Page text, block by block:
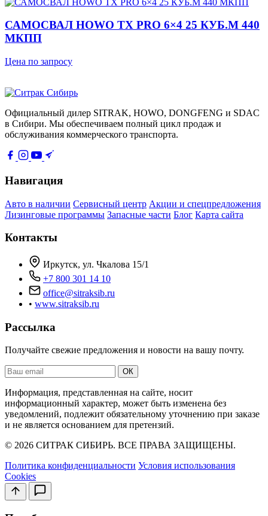
САМОСВАЛ HOWO TX PRO 6×4 25 КУБ.М 440
МКПП
Цена по запросу
Официальный дилер SITRAK, HOWO, DONGFENG и SDAC
в Сибири. Мы обеспечиваем полный цикл продаж и
обслуживания коммерческого транспорта.
Навигация
Авто в наличии Сервисный центр Акции и спецпредложения
Лизинговые программы Запасные части Блог Карта сайта
Контакты
Иркутск, ул. Чкалова 15/1
+7 800 301 14 10
office@sitraksib.ru
• www.sitraksib.ru
Рассылка
Получайте свежие предложения и новости на вашу почту.
Ваш
email
ОК
Информация, представленная на сайте, носит
информационный характер, может быть изменена без
уведомлений, подлежит обязательному уточнению при заказе
и не является основанием для претензий.
© 2026 СИТРАК СИБИРЬ. ВСЕ ПРАВА ЗАЩИЩЕНЫ.
Политика конфиденциальности Условия использования
Cookies